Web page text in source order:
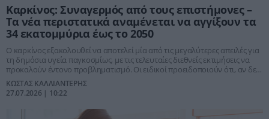
Καρκίνος: Συναγερμός από τους επιστήμονες –
Τα νέα περιστατικά αναμένεται να αγγίξουν τα
34 εκατομμύρια έως το 2050
Ο καρκίνος εξακολουθεί να αποτελεί μία από τις μεγαλύτερες απειλές για
τη δημόσια υγεία παγκοσμίως, με τις τελευταίες διεθνείς εκτιμήσεις να
προκαλούν έντονο προβληματισμό. Οι ειδικοί προειδοποιούν ότι, αν δεν
ενισχυθούν οι πολιτικές πρόληψης και έγκαιρης διάγνωσης, τα νέα
περιστατικά θα αυξηθούν δραματικά τις επόμενες δεκαετίες, φτάνοντας
τα 34 εκατομμύρια ετησίως έως το 2050.
ΚΩΣΤΑΣ ΚΑΛΛΙΑΝΤΕΡΗΣ
27.07.2026 | 10:22